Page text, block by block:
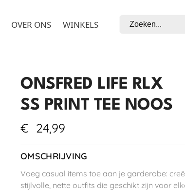
OVER ONS WINKELS
ONSFRED LIFE RLX
SS PRINT TEE NOOS
€ 24,99
OMSCHRIJVING
Voeg casual items toe aan je garderobe:
stijlvolle, nette outfits die geschikt zijn voor